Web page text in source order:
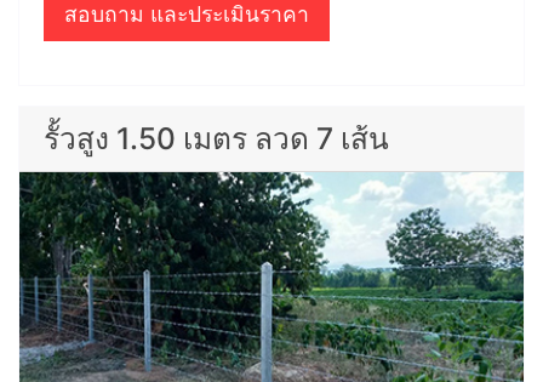
สอบถาม และประเมินราคา
รั้วสูง 1.50 เมตร ลวด 7 เส้น